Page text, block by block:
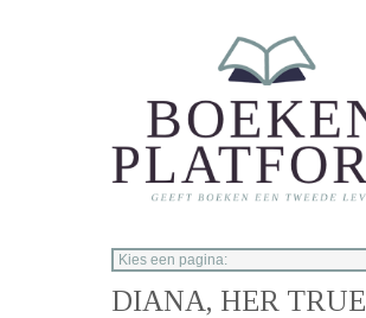
DIANA, HER TRUE